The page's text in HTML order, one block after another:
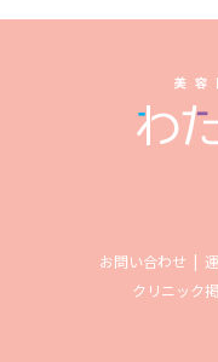
お問い合わせ
クリニック